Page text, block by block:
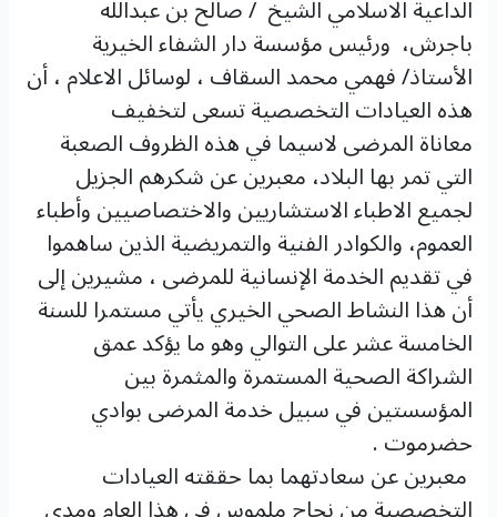
الداعية الاسلامي الشيخ / صالح بن عبدالله
باجرش، ورئيس مؤسسة دار الشفاء الخيرية
الأستاذ/ فهمي محمد السقاف ، لوسائل الاعلام ، أن
هذه العيادات التخصصية تسعى لتخفيف
معاناة المرضى لاسيما في هذه الظروف الصعبة
التي تمر بها البلاد، معبرين عن شكرهم الجزيل
لجميع الاطباء الاستشاريين والاختصاصيين وأطباء
العموم، والكوادر الفنية والتمريضية الذين ساهموا
في تقديم الخدمة الإنسانية للمرضى ، مشيرين إلى
أن هذا النشاط الصحي الخيري يأتي مستمرا للسنة
الخامسة عشر على التوالي وهو ما يؤكد عمق
الشراكة الصحية المستمرة والمثمرة بين
المؤسستين في سبيل خدمة المرضى بوادي
حضرموت .
معبرين عن سعادتهما بما حققته العيادات